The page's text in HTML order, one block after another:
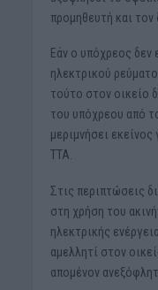
προμηθευτή και τον
Εάν ο υπόχρεος δεν
ηλεκτρικού
τούτο στον οικείο
του υπόχρεου από
μεριμνήσει
ΤΤΑ.
Στις περιπτώσεις
στη χρήση του
ηλεκτρικής
αμελλητί στον
απομένον